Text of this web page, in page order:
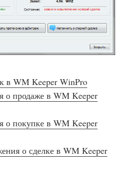
в WM Keeper WinPro
о продаже в WM Keeper
о покупке в WM Keeper
о сделке в WM Keeper